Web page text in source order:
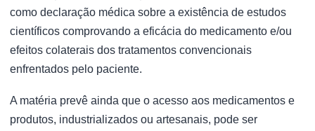
como declaração médica sobre a existência de estudos
científicos comprovando a eficácia do medicamento e/ou
efeitos colaterais dos tratamentos convencionais
enfrentados pelo paciente.
A matéria prevê ainda que o acesso aos medicamentos e
produtos, industrializados ou artesanais, pode ser